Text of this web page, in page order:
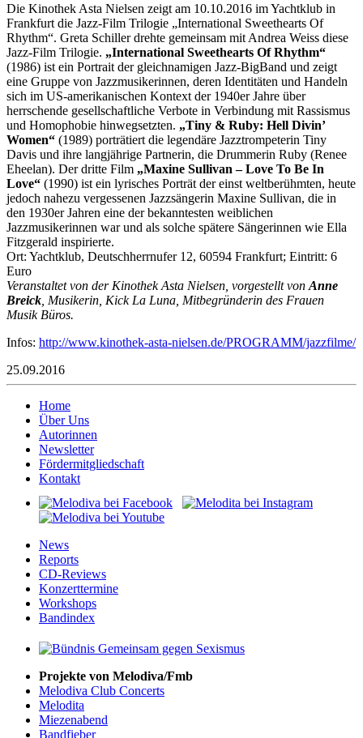
Die Kinothek Asta Nielsen zeigt am 10.10.2016 im Yachtklub in
Frankfurt die Jazz-Film Trilogie „International Sweethearts Of
Rhythm“. Greta Schiller drehte gemeinsam mit Andrea Weiss diese
Jazz-Film Trilogie. „International Sweethearts Of Rhythm“
(1986) ist ein Portrait der gleichnamigen Jazz-BigBand und zeigt
eine Gruppe von Jazzmusikerinnen, deren Identitäten und Handeln
sich im US-amerikanischen Kontext der 1940er Jahre über
herrschende gesellschaftliche Verbote in Verbindung mit Rassismus
und Homophobie hinwegsetzten. „Tiny & Ruby: Hell Divin’
Women“ (1989) porträtiert die legendäre Jazztrompeterin Tiny
Davis und ihre langjährige Partnerin, die Drummerin Ruby (Renee
Eheelan). Der dritte Film „Maxine Sullivan – Love To Be In
Love“ (1990) ist ein lyrisches Porträt der einst weltberühmten, heute
jedoch nahezu vergessenen Jazzsängerin Maxine Sullivan, die in
den 1930er Jahren eine der bekanntesten weiblichen
Jazzmusikerinnen war und als solche spätere Sängerinnen wie Ella
Fitzgerald inspirierte.
Ort: Yachtklub, Deutschherrnufer 12, 60594 Frankfurt; Eintritt: 6
Euro
Veranstaltet von der Kinothek Asta Nielsen, vorgestellt von Anne
Breick , Musikerin, Kick La Luna, Mitbegründerin des Frauen
Musik Büros.
Infos: http://www.kinothek-asta-nielsen.de/PROGRAMM/jazzfilme/
25.09.2016
Home
Über Uns
Autorinnen
Newsletter
Fördermitgliedschaft
Kontakt
News
Reports
CD-Reviews
Konzerttermine
Workshops
Bandindex
Projekte von Melodiva/Fmb
Melodiva Club Concerts
Melodita
Miezenabend
Bandfieber